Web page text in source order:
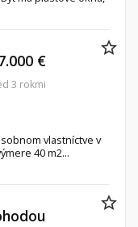
vlastníctve v
40 m2...
€
3 rokmi